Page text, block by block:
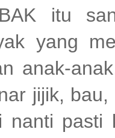
itu
yang
anak-
jijik,
nanti